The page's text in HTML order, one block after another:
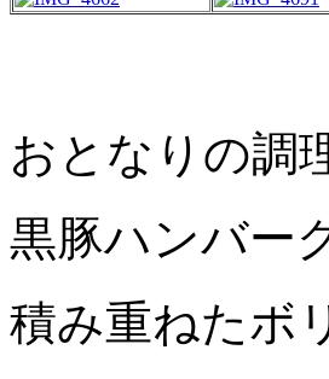
おとなりの調
黒豚ハンバー
積み重ねたボ